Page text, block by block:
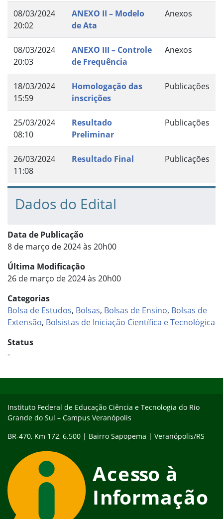
08/03/2024
20:02
ANEXO II – Modelo
de Ata
Anexos
08/03/2024
20:03
ANEXO III – Controle
de Frequência
Anexos
18/03/2024
15:59
Homologação das
inscrições
Publicações
25/03/2024
08:10
Resultado
Preliminar
Publicações
26/03/2024
11:08
Resultado Final Publicações
Dados do Edital
Data de Publicação
8 de março de 2024 às 20h00
Última Modificação
26 de março de 2024 às 20h00
Categorias
Bolsa de Estudos, Bolsas, Bolsas de Ensino, Bolsas de
Extensão, Bolsistas de Iniciação Científica e Tecnológica
Status
-
Instituto Federal de Educação Ciência e Tecnologia do Rio
Grande do Sul – Campus Veranópolis
BR-470, Km 172, 6.500 | Bairro Sapopema | Veranópolis/RS